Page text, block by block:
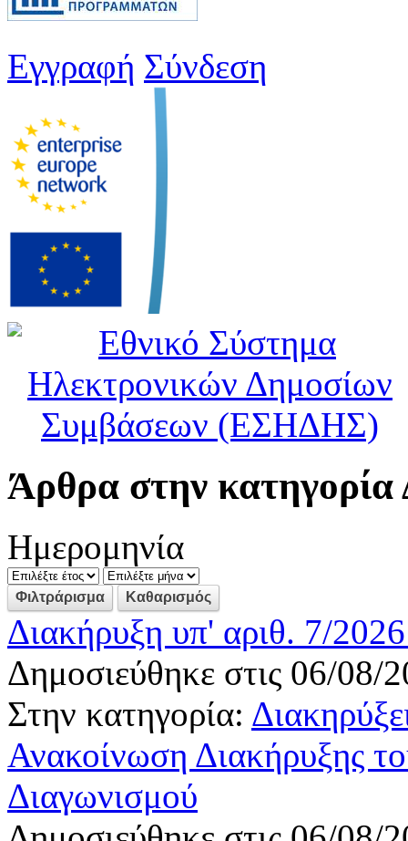
Εγγραφή Σύνδεση
Άρθρα στην κατηγορία
Ημερομηνία
Διακήρυξη υπ' αριθ. 7/
Δημοσιεύθηκε στις 06/08/
Στην κατηγορία:
Ανακοίνωση Διακήρυξης
Διαγωνισμού